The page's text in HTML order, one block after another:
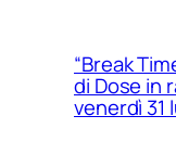
“Break
di Dose in
venerdì 31